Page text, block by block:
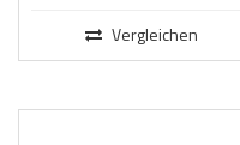
Vergleichen